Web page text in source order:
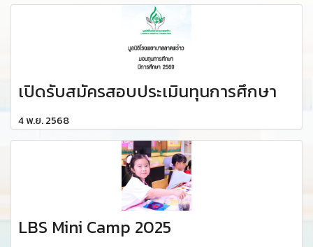
เปิดรับสมัครสอบประเมินทุนการศึกษา
4 พ.ย. 2568
LBS Mini Camp 2025